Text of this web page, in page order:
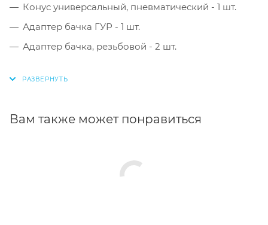
Конус универсальный, пневматический - 1 шт.
Адаптер бачка ГУР - 1 шт.
Адаптер бачка, резьбовой - 2 шт.
Вам также может понравиться